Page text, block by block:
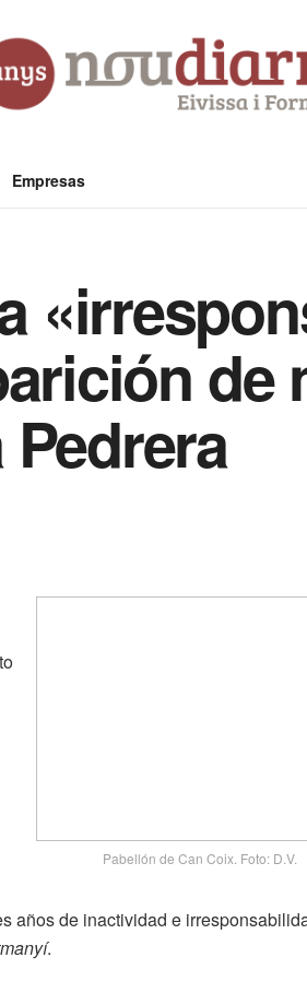
Empresas
de
Pabellón de Can Coix. Foto: D.V.
años de inactividad e
.